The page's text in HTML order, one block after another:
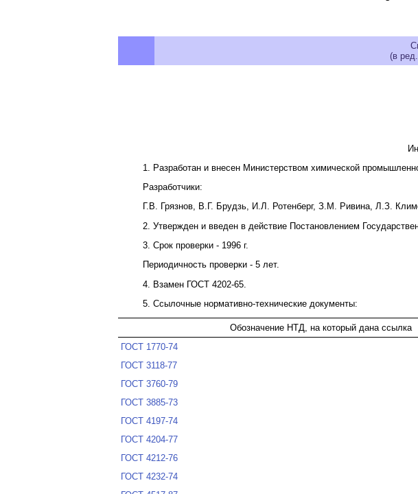
(в
1. Разработан и внесен Министерством химической
Разработчики:
Г.В. Грязнов, В.Г. Брудзь, И.Л. Ротенберг, З.М. Ривина, Л.З.
2. Утвержден и введен в действие Постановлением
3. Срок проверки - 1996 г.
Периодичность проверки - 5 лет.
4. Взамен ГОСТ 4202-65.
5. Ссылочные нормативно-технические документы:
Обозначение НТД, на который дана ссылка
ГОСТ 1770-74
ГОСТ 3118-77
ГОСТ 3760-79
ГОСТ 3885-73
ГОСТ 4197-74
ГОСТ 4204-77
ГОСТ 4212-76
ГОСТ 4232-74